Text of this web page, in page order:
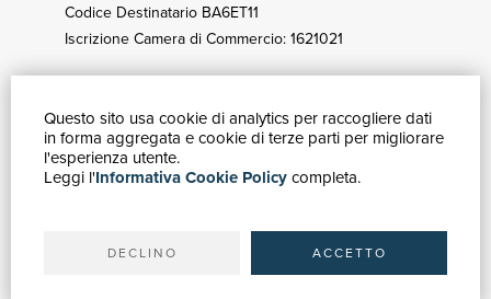
Questo sito usa cookie di analytics per raccogliere dati
in forma aggregata e cookie di terze parti per migliorare
l'esperienza utente.
Leggi l'Informativa Cookie Policycompleta.
DECLINO ACCETTO
Codice Destinatario BA6ET11
Iscrizione Camera di Commercio: 1621021
GUIDA ACQUISTI
Catalogo
Ricerca avanzata
Spedizioni